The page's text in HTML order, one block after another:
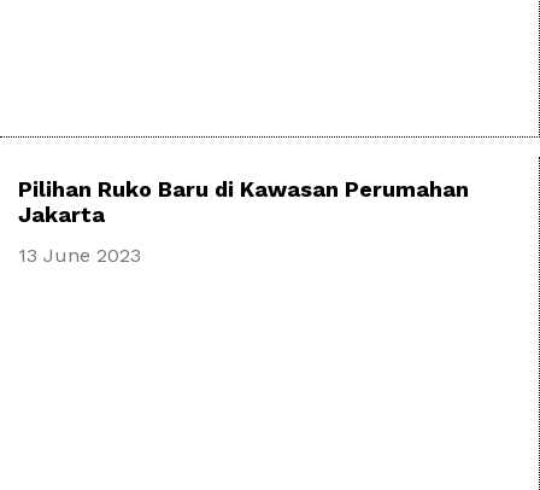
Pilihan Ruko Baru di Kawasan Perumahan
Jakarta
13 June 2023